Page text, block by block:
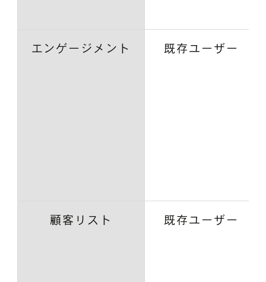
エンゲージメント 既存ユーザー
顧客リスト 既存ユーザー